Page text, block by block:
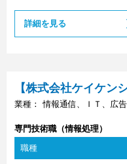
詳細を見る
【株式会社ケイケン
業種： 情報通信、ＩＴ、広告
専門技術職（情報処理）
職種